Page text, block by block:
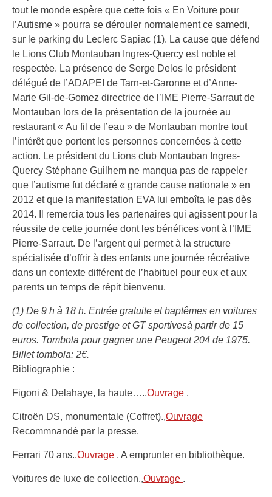
tout le monde espère que cette fois « En Voiture pour
l’Autisme » pourra se dérouler normalement ce samedi,
sur le parking du Leclerc Sapiac (1). La cause que défend
le Lions Club Montauban Ingres-Quercy est noble et
respectée. La présence de Serge Delos le président
délégué de l’ADAPEI de Tarn-et-Garonne et d’Anne-
Marie Gil-de-Gomez directrice de l’IME Pierre-Sarraut de
Montauban lors de la présentation de la journée au
restaurant « Au fil de l’eau » de Montauban montre tout
l’intérêt que portent les personnes concernées à cette
action. Le président du Lions club Montauban Ingres-
Quercy Stéphane Guilhem ne manqua pas de rappeler
que l’autisme fut déclaré « grande cause nationale » en
2012 et que la manifestation EVA lui emboîta le pas dès
2014. Il remercia tous les partenaires qui agissent pour la
réussite de cette journée dont les bénéfices vont à l’IME
Pierre-Sarraut. De l’argent qui permet à la structure
spécialisée d’offrir à des enfants une journée récréative
dans un contexte différent de l’habituel pour eux et aux
parents un temps de répit bienvenu.
(1) De 9 h à 18 h. Entrée gratuite et baptêmes en voitures
de collection, de prestige et GT sportivesà partir de 15
euros. Tombola pour gagner une Peugeot 204 de 1975.
Billet tombola: 2€.
Bibliographie :
Figoni & Delahaye, la haute….,Ouvrage .
Citroën DS, monumentale (Coffret).,Ouvrage
Recommnandé par la presse.
Ferrari 70 ans.,Ouvrage . A emprunter en bibliothèque.
Voitures de luxe de collection.,Ouvrage .